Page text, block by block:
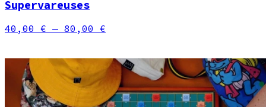
Supervareuses
40,00 € — 80,00 €